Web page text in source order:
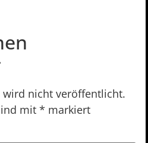
wird nicht veröffentlicht.
mit * markiert